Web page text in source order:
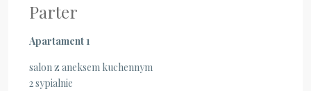
Parter
Apartament 1
salon z aneksem kuchennym
2 sypialnie